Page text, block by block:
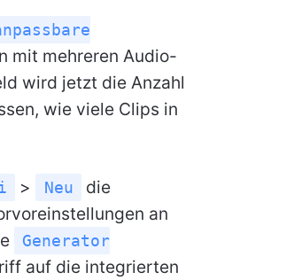
mit mehreren Audio-
wird jetzt die Anzahl
wie viele Clips in
> Neu
die
an
Generator
auf die integrierten